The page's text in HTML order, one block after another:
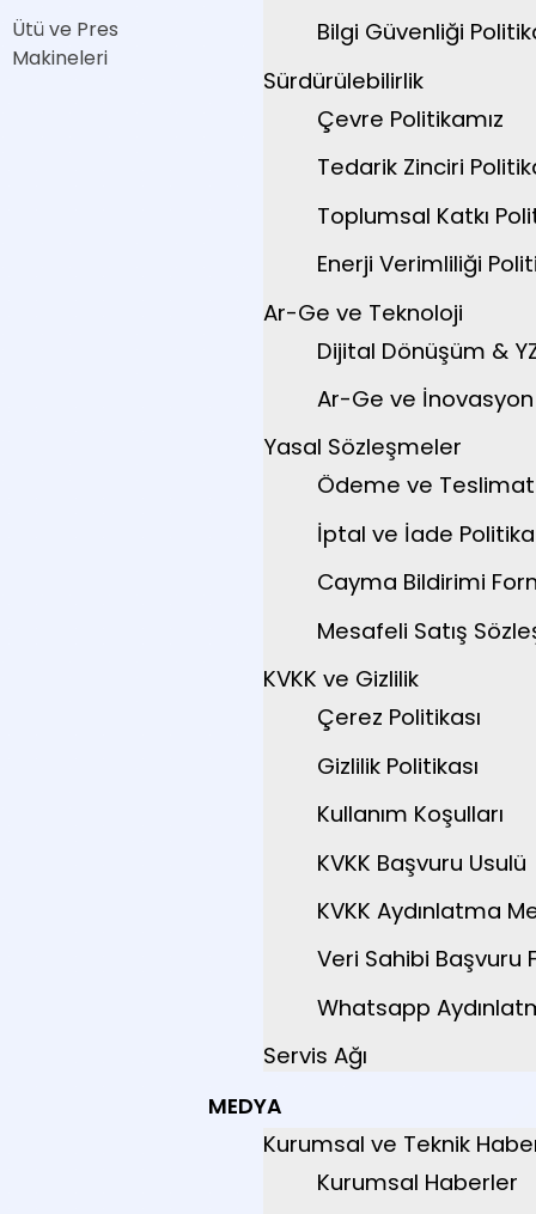
Ütü ve Pres
Makineleri
Bilgi Güvenliği
Sürdürülebilirlik
Çevre Politikamız
Tedarik Zinciri
Toplumsal Katkı
Enerji Verimliliği
Ar-Ge ve Teknoloji
Dijital Dönüşüm &
Ar-Ge ve İnovasyon
Yasal Sözleşmeler
Ödeme ve Teslimat
İptal ve İade
Cayma Bildirimi
Mesafeli Satış
KVKK ve Gizlilik
Çerez Politikası
Gizlilik Politikası
Kullanım Koşulları
KVKK Başvuru Usulü
KVKK Aydınlatma
Veri Sahibi Başvuru
Whatsapp
Servis Ağı
MEDYA
Kurumsal ve Teknik
Kurumsal Haberler